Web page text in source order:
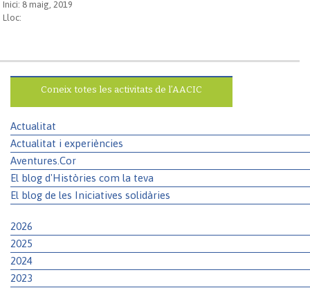
Inici: 8 maig, 2019
Lloc:
Coneix totes les activitats de l’AACIC
Actualitat
Actualitat i experiències
Aventures.Cor
El blog d'Històries com la teva
El blog de les Iniciatives solidàries
2026
2025
2024
2023